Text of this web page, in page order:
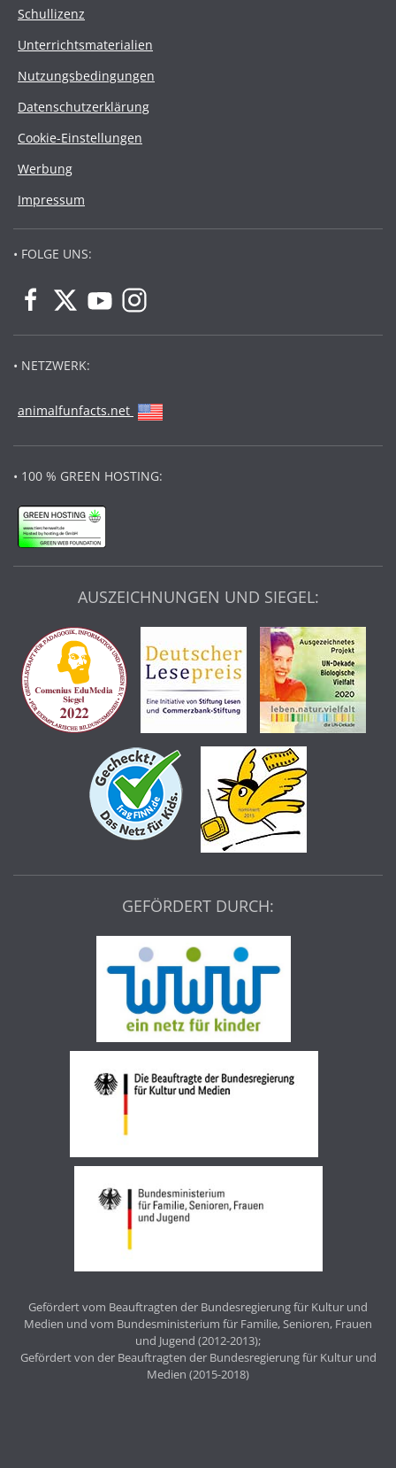
Schullizenz
Unterrichtsmaterialien
Nutzungsbedingungen
Datenschutzerklärung
Cookie-Einstellungen
Werbung
Impressum
• FOLGE UNS:
• NETZWERK:
animalfunfacts.net
• 100 % GREEN HOSTING:
AUSZEICHNUNGEN UND SIEGEL:
GEFÖRDERT DURCH:
Gefördert vom Beauftragten der Bundesregierung für Kultur und
Medien und vom Bundesministerium für Familie, Senioren, Frauen
und Jugend (2012-2013);
Gefördert von der Beauftragten der Bundesregierung für Kultur und
Medien (2015-2018)